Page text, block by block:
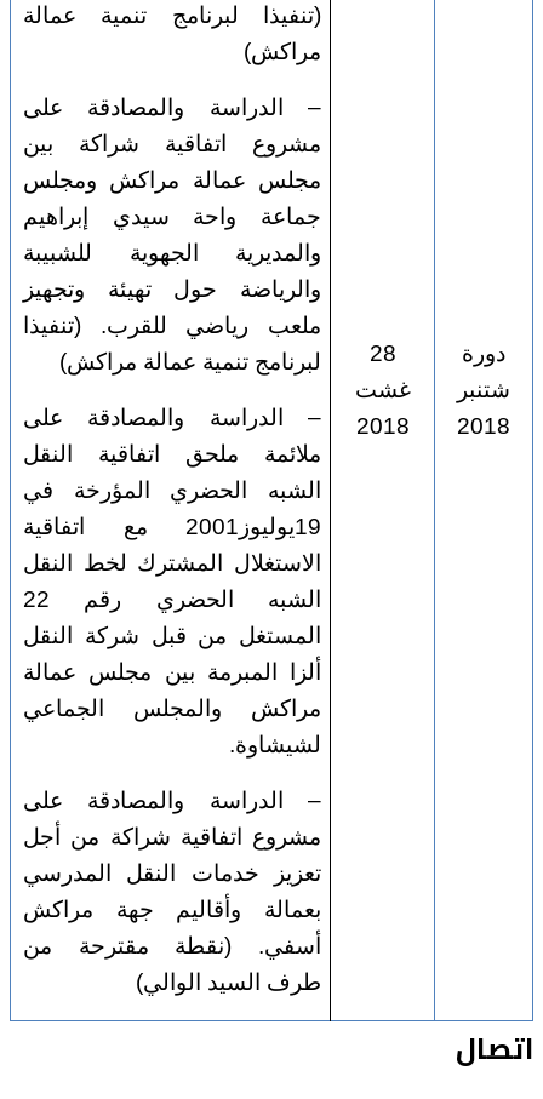
دورة
شتنبر
2018
28
غشت
2018
(تنفيذا لبرنامج تنمية عمالة
مراكش)
– الدراسة والمصادقة على
مشروع اتفاقية شراكة بين
مجلس عمالة مراكش ومجلس
جماعة واحة سيدي إبراهيم
والمديرية الجهوية للشبيبة
والرياضة حول تهيئة وتجهيز
ملعب رياضي للقرب. (تنفيذا
لبرنامج تنمية عمالة مراكش)
– الدراسة والمصادقة على
ملائمة ملحق اتفاقية النقل
الشبه الحضري المؤرخة في
19يوليوز2001 مع اتفاقية
الاستغلال المشترك لخط النقل
الشبه الحضري رقم 22
المستغل من قبل شركة النقل
ألزا المبرمة بين مجلس عمالة
مراكش والمجلس الجماعي
لشيشاوة.
– الدراسة والمصادقة على
مشروع اتفاقية شراكة من أجل
تعزيز خدمات النقل المدرسي
بعمالة وأقاليم جهة مراكش
أسفي. (نقطة مقترحة من
طرف السيد الوالي)
اتصال